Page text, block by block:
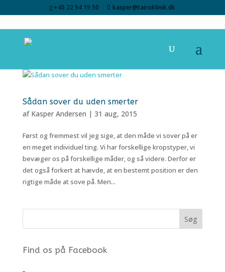
+45 22 94 19 50 kasper@tairoklinik.dk
Sådan sover du uden smerter
af Kasper Andersen | 31 aug, 2015
Først og fremmest vil jeg sige, at den måde vi sover på er
en meget individuel ting. Vi har forskellige kropstyper, vi
bevæger os på forskellige måder, og så videre. Derfor er
det også forkert at hævde, at en bestemt position er den
rigtige måde at sove på. Men...
Find os på Facebook